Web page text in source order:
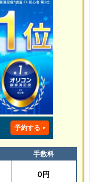
予約する
手数料
0円